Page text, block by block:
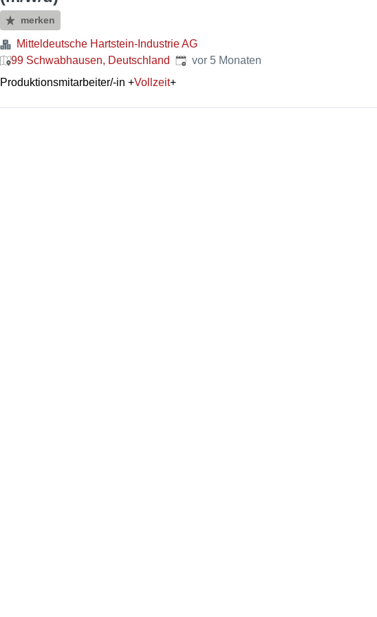
merken
Mitteldeutsche Hartstein-Industrie AG
99 Schwabhausen, Deutschland Veröffentlicht:
vor 5 Monaten
Produktionsmitarbeiter/-in +Vollzeit+